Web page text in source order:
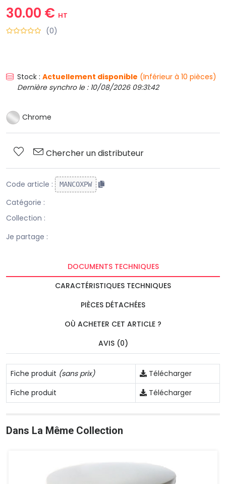
30.00 € HT
(0)
Stock : Actuellement disponible (Inférieur à 10 pièces)
Dernière synchro le : 10/08/2026 09:31:42
Chrome
Chercher un distributeur
Code article : MANCOXPW
Catégorie :
Collection :
Je partage :
DOCUMENTS TECHNIQUES
CARACTÉRISTIQUES TECHNIQUES
PIÈCES DÉTACHÉES
OÙ ACHETER CET ARTICLE ?
AVIS (0)
Fiche produit (sans prix)
Télécharger
Fiche produit
Télécharger
Dans La Même Collection